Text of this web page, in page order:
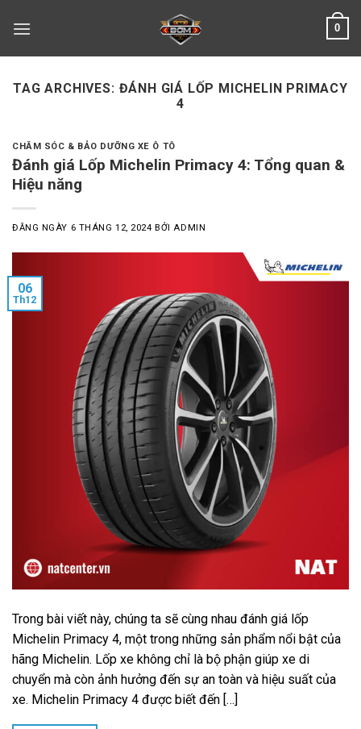
0
TAG ARCHIVES: ĐÁNH GIÁ LỐP MICHELIN PRIMACY
4
CHĂM SÓC & BẢO DƯỠNG XE Ô TÔ
Đánh giá Lốp Michelin Primacy 4: Tổng quan &
Hiệu năng
ĐĂNG NGÀY 6 THÁNG 12, 2024 BỞI ADMIN
06
Th12
Trong bài viết này, chúng ta sẽ cùng nhau đánh giá lốp
Michelin Primacy 4, một trong những sản phẩm nổi bật của
hãng Michelin. Lốp xe không chỉ là bộ phận giúp xe di
chuyển mà còn ảnh hưởng đến sự an toàn và hiệu suất của
xe. Michelin Primacy 4 được biết đến […]